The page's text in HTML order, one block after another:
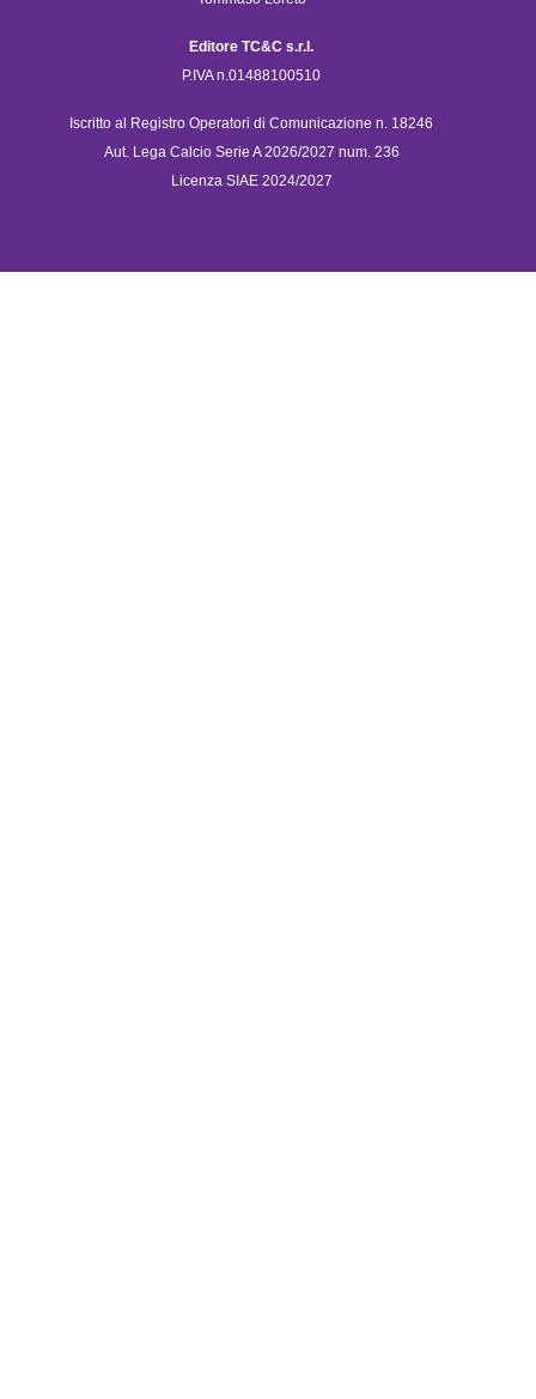
Editore TC&C s.r.l.
P.IVA n.01488100510
Iscritto al Registro Operatori di Comunicazione n. 18246
Aut. Lega Calcio Serie A 2026/2027 num. 236
Licenza SIAE 2024/2027